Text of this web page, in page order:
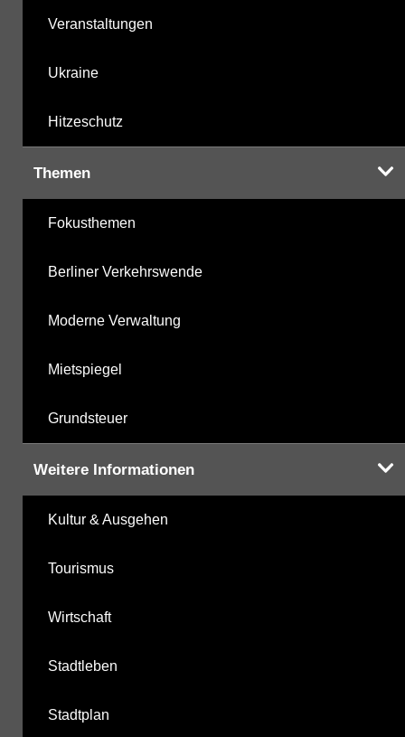
Veranstaltungen
Ukraine
Hitzeschutz
Themen
Fokusthemen
Berliner Verkehrswende
Moderne Verwaltung
Mietspiegel
Grundsteuer
Weitere Informationen
Kultur & Ausgehen
Tourismus
Wirtschaft
Stadtleben
Stadtplan